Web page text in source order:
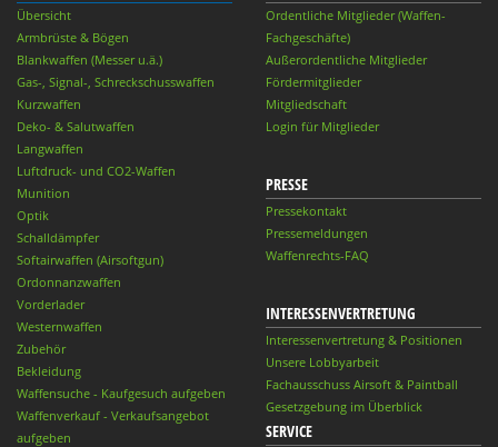
Übersicht
Armbrüste & Bögen
Blankwaffen (Messer u.ä.)
Gas-, Signal-, Schreckschusswaffen
Kurzwaffen
Deko- & Salutwaffen
Langwaffen
Luftdruck- und CO2-Waffen
Munition
Optik
Schalldämpfer
Softairwaffen (Airsoftgun)
Ordonnanzwaffen
Vorderlader
Westernwaffen
Zubehör
Bekleidung
Waffensuche - Kaufgesuch aufgeben
Waffenverkauf - Verkaufsangebot
aufgeben
Ordentliche Mitglieder (Waffen-
Fachgeschäfte)
Außerordentliche Mitglieder
Fördermitglieder
Mitgliedschaft
Login für Mitglieder
PRESSE
Pressekontakt
Pressemeldungen
Waffenrechts-FAQ
INTERESSENVERTRETUNG
Interessenvertretung & Positionen
Unsere Lobbyarbeit
Fachausschuss Airsoft & Paintball
Gesetzgebung im Überblick
SERVICE